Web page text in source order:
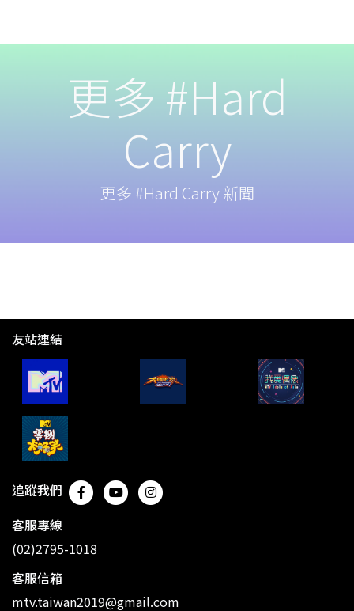
更多 #Hard
Carry
更多 #Hard Carry 新聞
友站連結
追蹤我們
客服專線
(02)2795-1018
客服信箱
mtv.taiwan2019@gmail.com